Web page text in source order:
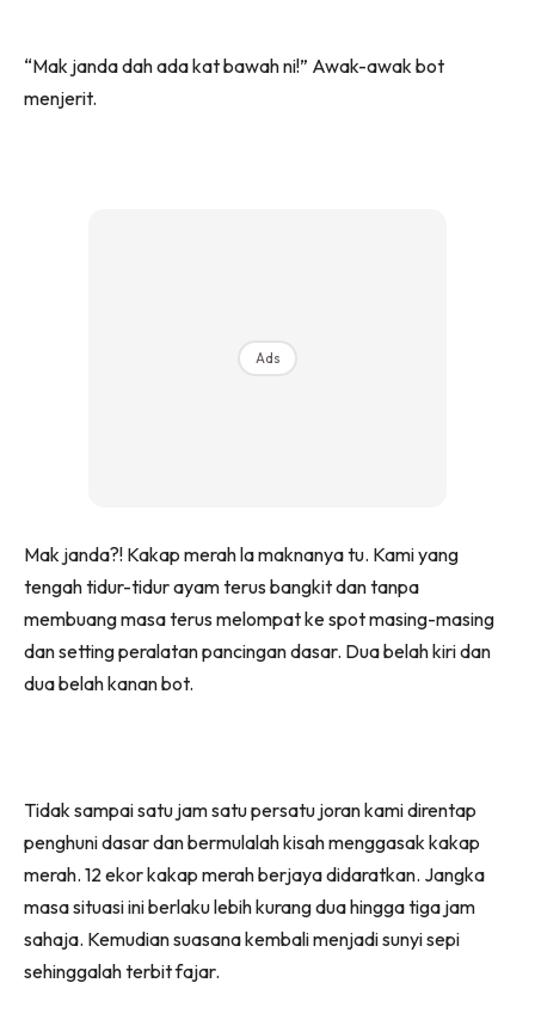
“Mak janda dah ada kat bawah ni!” Awak-awak bot
menjerit.
Ads
Mak janda?! Kakap merah la maknanya tu. Kami yang
tengah tidur-tidur ayam terus bangkit dan tanpa
membuang masa terus melompat ke spot masing-masing
dan setting peralatan pancingan dasar. Dua belah kiri dan
dua belah kanan bot.
Tidak sampai satu jam satu persatu joran kami direntap
penghuni dasar dan bermulalah kisah menggasak kakap
merah. 12 ekor kakap merah berjaya didaratkan. Jangka
masa situasi ini berlaku lebih kurang dua hingga tiga jam
sahaja. Kemudian suasana kembali menjadi sunyi sepi
sehinggalah terbit fajar.